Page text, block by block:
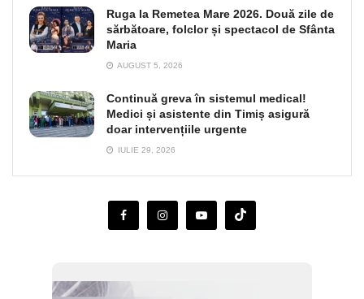
Ruga la Remetea Mare 2026. Două zile de
sărbătoare, folclor și spectacol de Sfânta
Maria
AUGUST 5, 2026
Continuă greva în sistemul medical!
Medici și asistente din Timiș asigură
doar intervențiile urgente
IULIE 29, 2026